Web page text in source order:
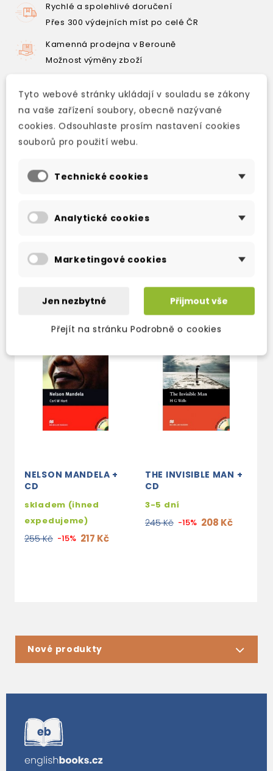
Rychlé a spolehlivé doručení
Přes 300 výdejních míst po celé ČR
Kamenná prodejna v Berouně
Možnost výměny zboží
Popis
Detaily produktu
Eight stories by the famous American journalist
NELSON MANDELA +
CD
skladem (ihned
expedujeme)
255 Kč -15% 217 Kč
THE INVISIBLE MAN +
CD
3-5 dní
245 Kč -15% 208 Kč
Nové produkty
Tyto webové stránky ukládají v souladu se zákony
na vaše zařízení soubory, obecně nazývané
cookies. Odsouhlaste prosím nastavení cookies
souborů pro použití webu.
Technické cookies
Analytické cookies
Marketingové cookies
Jen nezbytné Přijmout vše
Přejít na stránku Podrobně o cookies